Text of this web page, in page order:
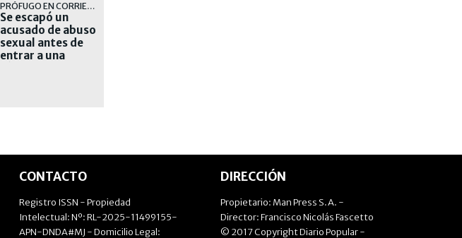
PRÓFUGO EN CORRIENTES
Se escapó un
acusado de abuso
sexual antes de
entrar a una
CONTACTO
Registro ISSN - Propiedad
Intelectual: Nº: RL-2025-11499155-
APN-DNDA#MJ - Domicilio Legal:
DIRECCIÓN
Propietario: Man Press S.A. -
Director: Francisco Nicolás Fascetto
© 2017 Copyright Diario Popular -